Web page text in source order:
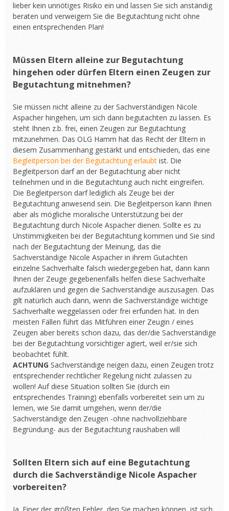
lieber kein unnötiges Risiko ein und lassen Sie sich anständig
beraten und verweigern Sie die Begutachtung nicht ohne
einen entsprechenden Plan!
Müssen Eltern alleine zur Begutachtung
hingehen oder dürfen Eltern einen Zeugen zur
Begutachtung mitnehmen?
Sie müssen nicht alleine zu der Sachverständigen Nicole
Aspacher hingehen, um sich dann begutachten zu lassen. Es
steht Ihnen z.b. frei, einen Zeugen zur Begutachtung
mitzunehmen. Das OLG Hamm hat das Recht der Eltern in
diesem Zusammenhang gestärkt und entschieden, das eine
Begleitperson bei der Begutachtung erlaubt ist. Die
Begleitperson darf an der Begutachtung aber nicht
teilnehmen und in die Begutachtung auch nicht eingreifen.
Die Begleitperson darf lediglich als Zeuge bei der
Begutachtung anwesend sein. Die Begleitperson kann Ihnen
aber als mögliche moralische Unterstützung bei der
Begutachtung durch Nicole Aspacher dienen. Sollte es zu
Unstimmigkeiten bei der Begutachtung kommen und Sie sind
nach der Begutachtung der Meinung, das die
Sachverständige Nicole Aspacher in ihrem Gutachten
einzelne Sachverhalte falsch wiedergegeben hat, dann kann
Ihnen der Zeuge gegebenenfalls helfen diese Sachverhalte
aufzuklären und gegen die Sachverständige auszusagen. Das
gilt natürlich auch dann, wenn die Sachverständige wichtige
Sachverhalte weggelassen oder frei erfunden hat. In den
meisten Fällen führt das Mitführen einer Zeugin / eines
Zeugen aber bereits schon dazu, das der/die Sachverständige
bei der Begutachtung vorsichtiger agiert, weil er/sie sich
beobachtet fühlt.
ACHTUNG Sachverständige neigen dazu, einen Zeugen trotz
entsprechender rechtlicher Regelung nicht zulassen zu
wollen! Auf diese Situation sollten Sie (durch ein
entsprechendes Training) ebenfalls vorbereitet sein um zu
lernen, wie Sie damit umgehen, wenn der/die
Sachverständige den Zeugen -ohne nachvollziehbare
Begründung- aus der Begutachtung raushaben will
Sollten Eltern sich auf eine Begutachtung
durch die Sachverständige Nicole Aspacher
vorbereiten?